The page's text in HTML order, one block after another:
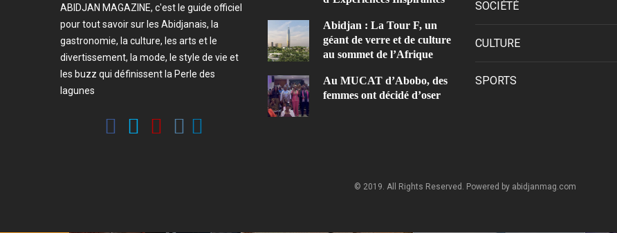
ABIDJAN MAGAZINE, c'est le guide officiel
pour tout savoir sur les Abidjanais, la
gastronomie, la culture, les arts et le
divertissement, la mode, le style de vie et
les buzz qui définissent la Perle des
lagunes
Abidjan : La Tour F, un
géant de verre et de culture
au sommet de l’Afrique
Au MUCAT d’Abobo, des
femmes ont décidé d’oser
SOCIÉTÉ
CULTURE
SPORTS
© 2019. All Rights Reserved. Powered by abidjanmag.com